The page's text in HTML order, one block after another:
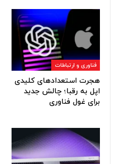
فناوری و ارتباطات
هجرت استعدادهای کلیدی
اپل به رقبا؛ چالش جدید
برای غول فناوری